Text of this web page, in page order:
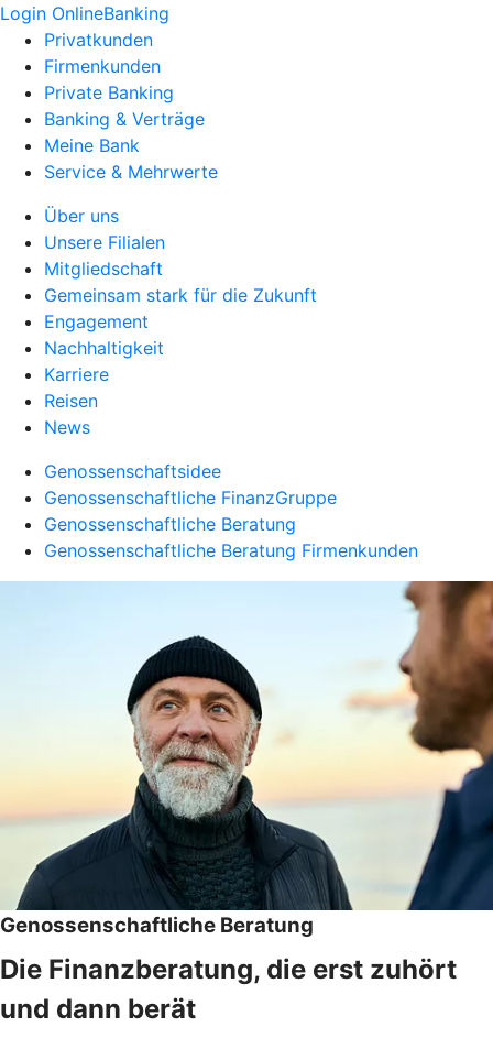
Login OnlineBanking
Privatkunden
Firmenkunden
Private Banking
Banking & Verträge
Meine Bank
Service & Mehrwerte
Über uns
Unsere Filialen
Mitgliedschaft
Gemeinsam stark für die Zukunft
Engagement
Nachhaltigkeit
Karriere
Reisen
News
Genossenschaftsidee
Genossenschaftliche FinanzGruppe
Genossenschaftliche Beratung
Genossenschaftliche Beratung Firmenkunden
Genossenschaftliche Beratung
Die Finanzberatung, die erst zuhört
und dann berät